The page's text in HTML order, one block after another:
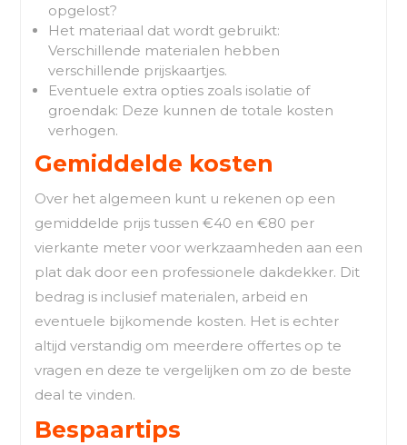
opgelost?
Het materiaal dat wordt gebruikt:
Verschillende materialen hebben
verschillende prijskaartjes.
Eventuele extra opties zoals isolatie of
groendak: Deze kunnen de totale kosten
verhogen.
Gemiddelde kosten
Over het algemeen kunt u rekenen op een
gemiddelde prijs tussen €40 en €80 per
vierkante meter voor werkzaamheden aan een
plat dak door een professionele dakdekker. Dit
bedrag is inclusief materialen, arbeid en
eventuele bijkomende kosten. Het is echter
altijd verstandig om meerdere offertes op te
vragen en deze te vergelijken om zo de beste
deal te vinden.
Bespaartips